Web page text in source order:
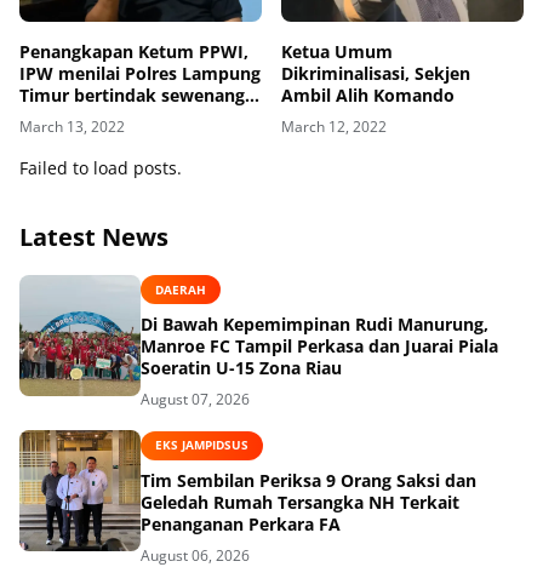
Penangkapan Ketum PPWI,
IPW menilai Polres Lampung
Timur bertindak sewenang-
wenang
March 13, 2022
Ketua Umum
Dikriminalisasi, Sekjen
Ambil Alih Komando
March 12, 2022
Failed to load posts.
Latest News
DAERAH
Di Bawah Kepemimpinan Rudi Manurung,
Manroe FC Tampil Perkasa dan Juarai Piala
Soeratin U-15 Zona Riau
August 07, 2026
EKS JAMPIDSUS
Tim Sembilan Periksa 9 Orang Saksi dan
Geledah Rumah Tersangka NH Terkait
Penanganan Perkara FA
August 06, 2026